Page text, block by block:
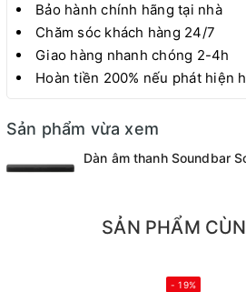
Bảo hành chính hãng tại nhà
Chăm sóc khách hàng 24/7
Giao hàng nhanh chóng 2-4h
Hoàn tiền 200% nếu phát hiện
Sản phẩm vừa xem
Dàn âm thanh Soundbar
SẢN PHẨM
- 19%